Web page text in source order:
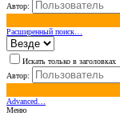
Автор:
Расширенный поиск…
Искать только в заголовках
Автор:
Advanced…
Меню